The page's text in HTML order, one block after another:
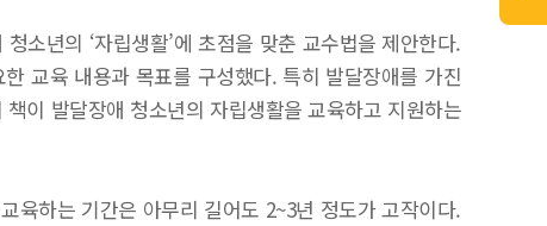
소년의 ‘자립생활’에 초점을 맞춘 교수법을 제안한다.
교육 내용과 목표를 구성했다. 특히 발달장애를 가진
이 발달장애 청소년의 자립생활을 교육하고 지원하는
육하는 기간은 아무리 길어도 2~3년 정도가 고작이다.